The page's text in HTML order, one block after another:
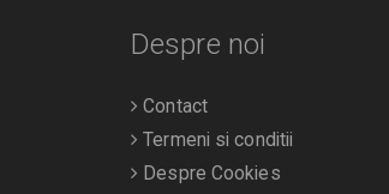
Despre noi
Contact
Termeni si conditii
Despre Cookies